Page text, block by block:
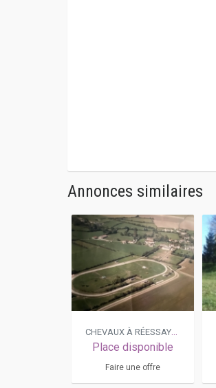
Annonces similaires
CHEVAUX À RÉESSAYER
Place disponible
Faire une offre